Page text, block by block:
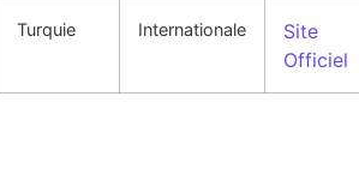
Turquie Internationale
Site
Officiel